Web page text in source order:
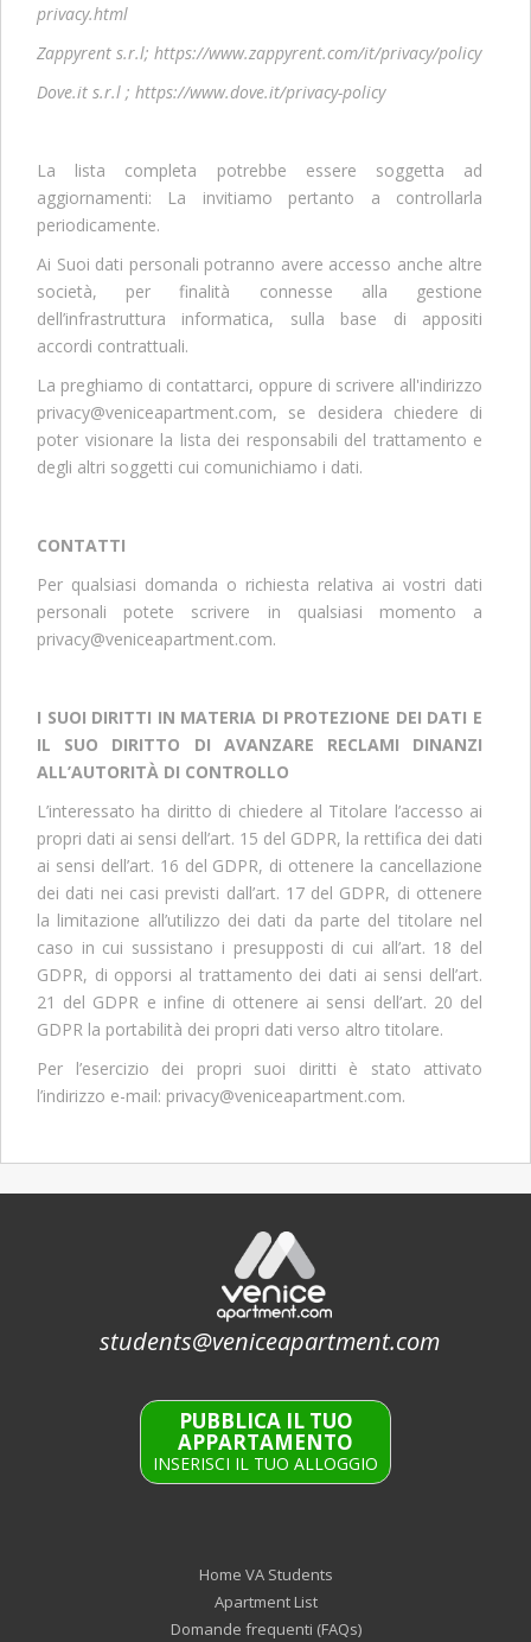
privacy.html
Zappyrent s.r.l; https://www.zappyrent.com/it/privacy/policy
Dove.it s.r.l ; https://www.dove.it/privacy-policy
La lista completa potrebbe essere soggetta ad
aggiornamenti: La invitiamo pertanto a controllarla
periodicamente.
Ai Suoi dati personali potranno avere accesso anche altre
società, per finalità connesse alla gestione
dell’infrastruttura informatica, sulla base di appositi
accordi contrattuali.
La preghiamo di contattarci, oppure di scrivere all'indirizzo
privacy@veniceapartment.com, se desidera chiedere di
poter visionare la lista dei responsabili del trattamento e
degli altri soggetti cui comunichiamo i dati.
CONTATTI
Per qualsiasi domanda o richiesta relativa ai vostri dati
personali potete scrivere in qualsiasi momento a
privacy@veniceapartment.com.
I SUOI DIRITTI IN MATERIA DI PROTEZIONE DEI DATI E
IL SUO DIRITTO DI AVANZARE RECLAMI DINANZI
ALL’AUTORITÀ DI CONTROLLO
L’interessato ha diritto di chiedere al Titolare l’accesso ai
propri dati ai sensi dell’art. 15 del GDPR, la rettifica dei dati
ai sensi dell’art. 16 del GDPR, di ottenere la cancellazione
dei dati nei casi previsti dall’art. 17 del GDPR, di ottenere
la limitazione all’utilizzo dei dati da parte del titolare nel
caso in cui sussistano i presupposti di cui all’art. 18 del
GDPR, di opporsi al trattamento dei dati ai sensi dell’art.
21 del GDPR e infine di ottenere ai sensi dell’art. 20 del
GDPR la portabilità dei propri dati verso altro titolare.
Per l’esercizio dei propri suoi diritti è stato attivato
l’indirizzo e-mail: privacy@veniceapartment.com.
students@veniceapartment.com
PUBBLICA IL TUO
APPARTAMENTO
INSERISCI IL TUO ALLOGGIO
Home VA Students
Apartment List
Domande frequenti (FAQs)